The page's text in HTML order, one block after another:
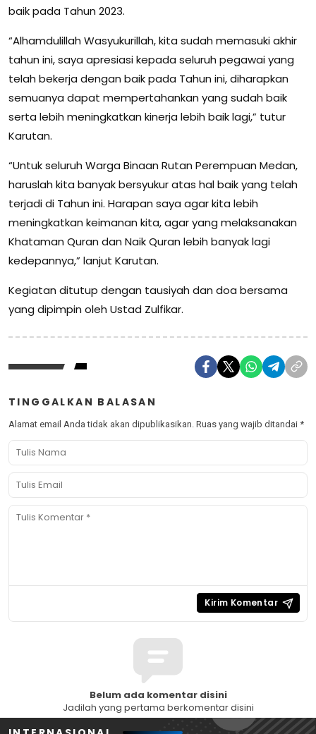
baik pada Tahun 2023.
“Alhamdulillah Wasyukurillah, kita sudah memasuki akhir
tahun ini, saya apresiasi kepada seluruh pegawai yang
telah bekerja dengan baik pada Tahun ini, diharapkan
semuanya dapat mempertahankan yang sudah baik
serta lebih meningkatkan kinerja lebih baik lagi,” tutur
Karutan.
“Untuk seluruh Warga Binaan Rutan Perempuan Medan,
haruslah kita banyak bersyukur atas hal baik yang telah
terjadi di Tahun ini. Harapan saya agar kita lebih
meningkatkan keimanan kita, agar yang melaksanakan
Khataman Quran dan Naik Quran lebih banyak lagi
kedepannya,” lanjut Karutan.
Kegiatan ditutup dengan tausiyah dan doa bersama
yang dipimpin oleh Ustad Zulfikar.
TINGGALKAN BALASAN
Alamat email Anda tidak akan dipublikasikan. Ruas yang wajib ditandai *
Belum ada komentar disini
Jadilah yang pertama berkomentar disini